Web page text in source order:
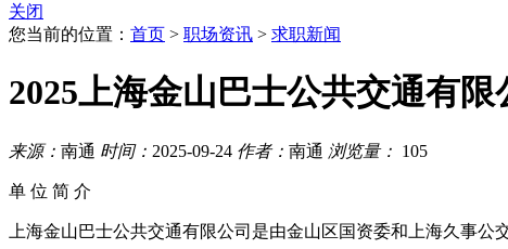
关闭
您当前的位置： 首页 > 职场资讯 > 求职新闻
2025上海金山巴士公共交通有
来源： 南通 时间： 2025-09-24 作者： 南通 浏览量： 105
单 位 简 介
上海金山巴士公共交通有限公司是由金山区国资委和上海久事